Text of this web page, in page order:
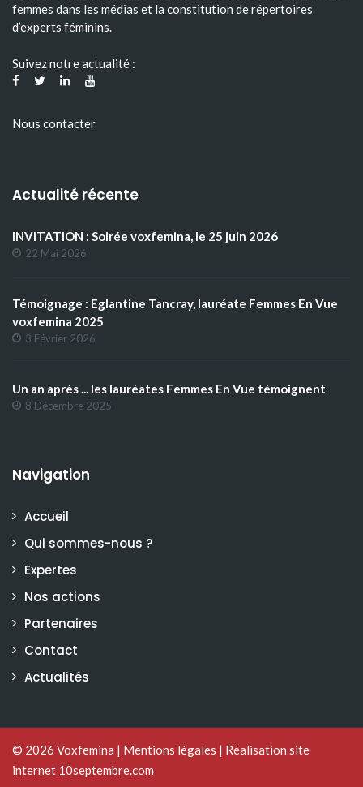
femmes dans les médias et la constitution de répertoires
d’experts féminins.
Suivez notre actualité :
Nous contacter
Actualité récente
INVITATION : Soirée voxfemina, le 25 juin 2026
22 Mai 2026
Témoignage : Eglantine Tancray, lauréate Femmes En Vue
voxfemina 2025
3 Février 2026
Un an après ... les lauréates Femmes En Vue témoignent
8 Décembre 2025
Navigation
Accueil
Qui sommes-nous ?
Expertes
Nos actions
Partenaires
Contact
Actualités
© 2026 Voxfemina | Mentions légales | Réalisation site
internet 10septembre.com